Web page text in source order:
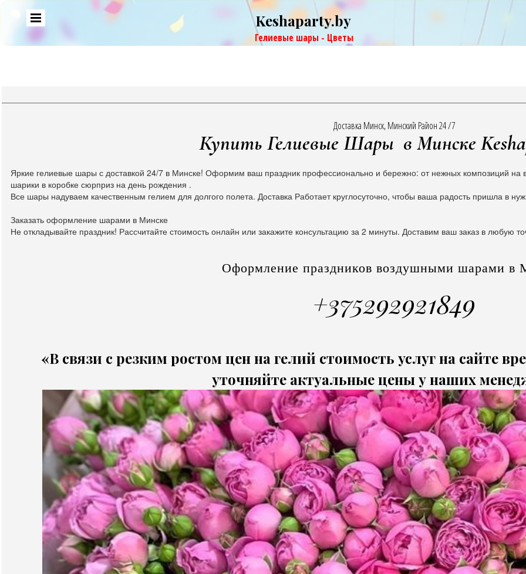
Keshaparty.by
Гелиевые шары - Цветы
Доставка Минск, Минский Район 24 /7
Купить Гелиевые Шары в Минске
Яркие гелиевые шары с доставкой 24/7 в Минске! Оформим ваш праздник профессионально и бережно: от нежных композиций на
шарики в коробке сюрприз на день рождения .
Все шары надуваем качественным гелием для долгого полета. Доставка Работает круглосуточно, чтобы ваша радость пришла в
Заказать оформление шарами в Минске
Не откладывайте праздник! Рассчитайте стоимость онлайн или закажите консультацию за 2 минуты. Доставим ваш заказ в любую
Оформление праздников воздушными шарами в
+375292921849
«В связи с резким ростом цен на гелий стоимость услуг на сайте
уточняйте актуальные цены у наших